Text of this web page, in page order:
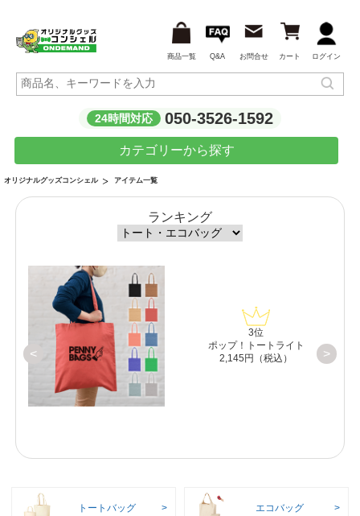
商品一覧 Q&A お問合せ カート ログイン
24時間対応 050-3526-1592
カテゴリーから探す
オリジナルグッズコンシェル アイテム一覧
ランキング
<
3位
ポップ！トートライト
2,145円（税込）
>
トートバッグ エコバッグ